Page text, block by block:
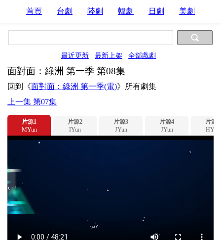
首頁 台劇 陸劇 韓劇 日劇 美劇
最近更新 最新上架 全部戲劇
面對面：綠洲 第一季 第08集
回到《面對面：綠洲 第一季(電)》所有劇集
上一集 第07集
片源1
MYun
片源2
IYun
片源3
JYun
片源4
JYun
片源5
HYun